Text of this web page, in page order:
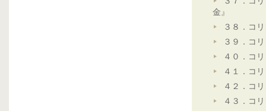
金』
３８．コ
３９．コ
４０．コ
４１．コ
４２．コ
４３．コ